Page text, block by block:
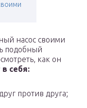
насос своими
подобный
как он
себя:
против друга;